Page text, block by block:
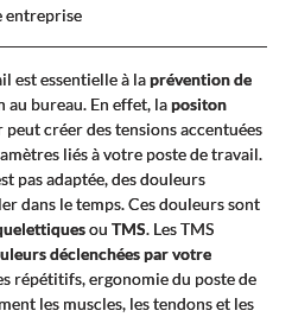
est essentielle à laprévention de
au bureau. En effet, lapositon
créer des tensions accentuées
liés à votre poste de travail.
pas adaptée, des douleurs
dans le temps. Ces douleurs sont
ou TMS. Les TMS
déclenchées par votre
répétitifs, ergonomie du poste de
les muscles, les tendons et les